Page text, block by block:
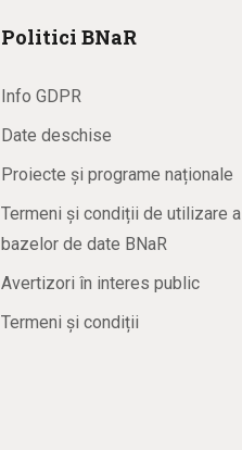
Politici BNaR
Info GDPR
Date deschise
Proiecte și programe naționale
Termeni și condiții de utilizare a
bazelor de date BNaR
Avertizori în interes public
Termeni și condiții